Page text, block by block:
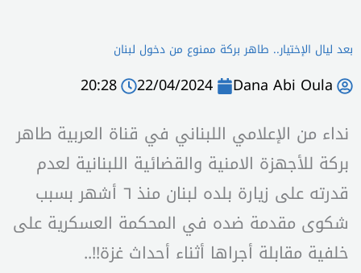
بعد ليال الإختيار.. طاهر بركة ممنوع من دخول لبنان
Dana Abi Oula
22/04/2024
20:28
نداء من الإعلامي اللبناني في قناة العربية طاهر
بركة للأجهزة الامنية والقضائية اللبنانية لعدم
قدرته على زيارة بلده لبنان منذ ٦ أشهر بسبب
شكوى مقدمة ضده في المحكمة العسكرية على
خلفية مقابلة أجراها أثناء أحداث غزة!!..